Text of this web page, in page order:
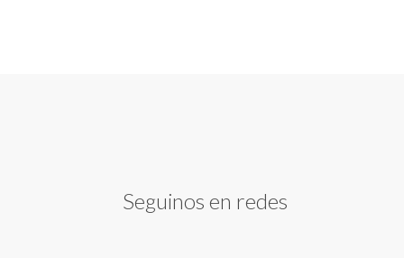
Seguinos en redes